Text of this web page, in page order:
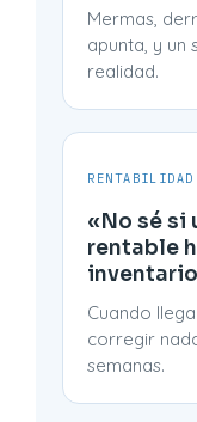
Mermas,
apunta, y un
realidad.
RENTABILIDAD
«No sé si
rentable
Cuando
corregir
semanas.